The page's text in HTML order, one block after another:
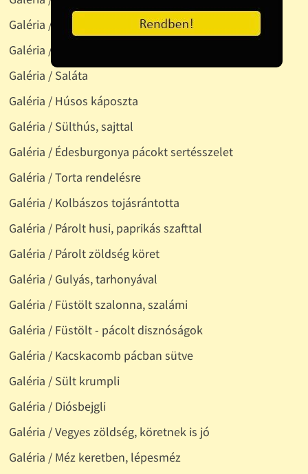
Galéria / Káposztasaláta
Galéria / Rántotthús, párolt zöldséggel
Galéria / Saláta
Galéria / Húsos káposzta
Galéria / Sülthús, sajttal
Galéria / Édesburgonya pácokt sertésszelet
Galéria / Torta rendelésre
Galéria / Kolbászos tojásrántotta
Galéria / Párolt husi, paprikás szafttal
Galéria / Párolt zöldség köret
Galéria / Gulyás, tarhonyával
Galéria / Füstölt szalonna, szalámi
Galéria / Füstölt - pácolt disznóságok
Galéria / Kacskacomb pácban sütve
Galéria / Sült krumpli
Galéria / Diósbejgli
Galéria / Vegyes zöldség, köretnek is jó
Galéria / Méz keretben, lépesméz